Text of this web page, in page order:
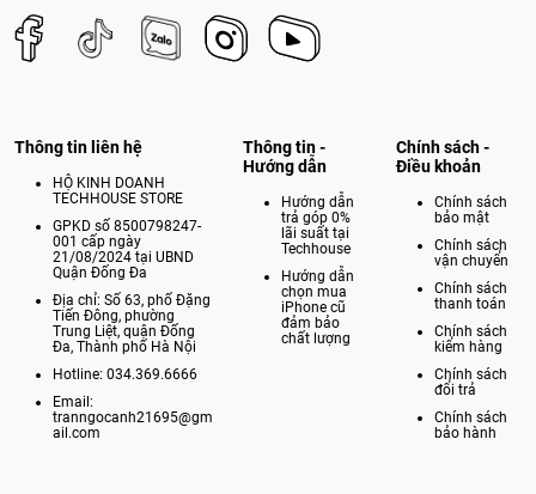
Thông tin liên hệ
HỘ KINH DOANH
TECHHOUSE STORE
GPKD số 8500798247-
001 cấp ngày
21/08/2024 tại UBND
Quận Đống Đa
Địa chỉ: Số 63, phố Đặng
Tiến Đông, phường
Trung Liệt, quận Đống
Đa, Thành phố Hà Nội
Hotline: 034.369.6666
Email:
tranngocanh21695@gm
ail.com
Thông tin -
Hướng dẫn
Hướng dẫn
trả góp 0%
lãi suất tại
Techhouse
Hướng dẫn
chọn mua
iPhone cũ
đảm bảo
chất lượng
Chính sách -
Điều khoản
Chính sách
bảo mật
Chính sách
vận chuyển
Chính sách
thanh toán
Chính sách
kiểm hàng
Chính sách
đổi trả
Chính sách
bảo hành